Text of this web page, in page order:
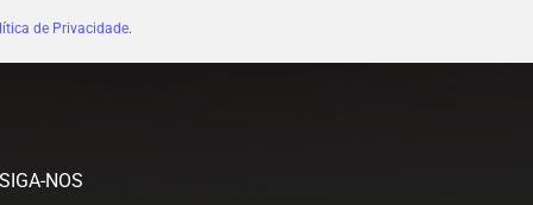
de Privacidade.
SIGA-NOS